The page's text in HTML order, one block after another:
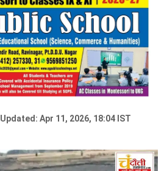
Updated: Apr 11, 2026, 18:04 IST